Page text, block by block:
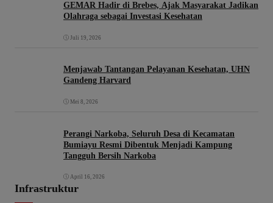
GEMAR Hadir di Brebes, Ajak Masyarakat Jadikan
Olahraga sebagai Investasi Kesehatan
Juli 19, 2026
Menjawab Tantangan Pelayanan Kesehatan, UHN
Gandeng Harvard
Mei 8, 2026
Perangi Narkoba, Seluruh Desa di Kecamatan
Bumiayu Resmi Dibentuk Menjadi Kampung
Tangguh Bersih Narkoba
April 16, 2026
Infrastruktur